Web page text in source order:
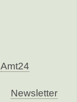
Amt24
Newsletter